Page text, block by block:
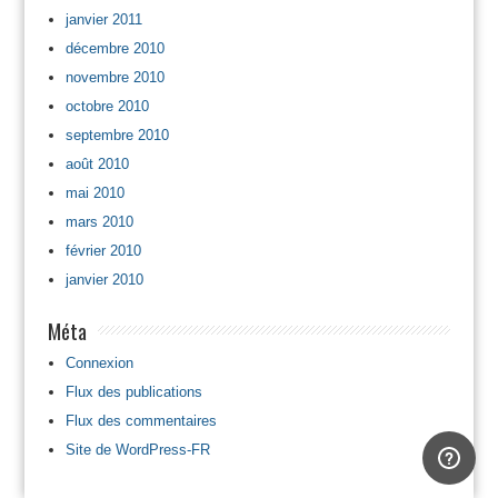
janvier 2011
décembre 2010
novembre 2010
octobre 2010
septembre 2010
août 2010
mai 2010
mars 2010
février 2010
janvier 2010
Méta
Connexion
Flux des publications
Flux des commentaires
Site de WordPress-FR